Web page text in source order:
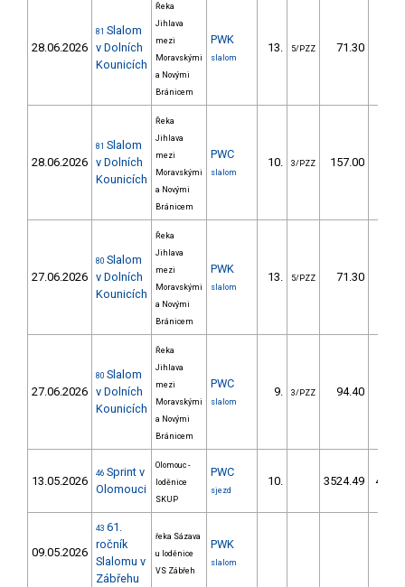
28.06.2026
81 Slalom
v Dolních
Kounicích
Řeka
Jihlava
mezi
Moravskými
a Novými
Bránicem
PWK
slalom
13. 5/PZZ 71.30
28.06.2026
81 Slalom
v Dolních
Kounicích
Řeka
Jihlava
mezi
Moravskými
a Novými
Bránicem
PWC
slalom
10. 3/PZZ 157.00
27.06.2026
80 Slalom
v Dolních
Kounicích
Řeka
Jihlava
mezi
Moravskými
a Novými
Bránicem
PWK
slalom
13. 5/PZZ 71.30
27.06.2026
80 Slalom
v Dolních
Kounicích
Řeka
Jihlava
mezi
Moravskými
a Novými
Bránicem
PWC
slalom
9. 3/PZZ 94.40
13.05.2026
46 Sprint v
Olomouci
Olomouc -
loděnice
SKUP
PWC
sjezd
10. 3524.49
09.05.2026
43 61.
ročník
Slalomu v
Zábřehu
řeka Sázava
u loděnice
VS Zábřeh
PWK
slalom